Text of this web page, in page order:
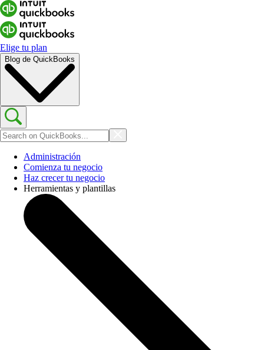
Elige tu plan
Blog de QuickBooks
Administración
Comienza tu negocio
Haz crecer tu negocio
Herramientas y plantillas